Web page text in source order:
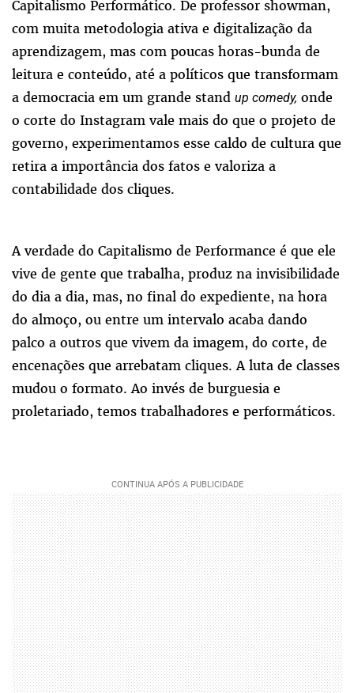
Capitalismo Performático. De professor showman,
com muita metodologia ativa e digitalização da
aprendizagem, mas com poucas horas-bunda de
leitura e conteúdo, até a políticos que transformam
a democracia em um grande stand up comedy, onde
o corte do Instagram vale mais do que o projeto de
governo, experimentamos esse caldo de cultura que
retira a importância dos fatos e valoriza a
contabilidade dos cliques.
A verdade do Capitalismo de Performance é que ele
vive de gente que trabalha, produz na invisibilidade
do dia a dia, mas, no final do expediente, na hora
do almoço, ou entre um intervalo acaba dando
palco a outros que vivem da imagem, do corte, de
encenações que arrebatam cliques. A luta de classes
mudou o formato. Ao invés de burguesia e
proletariado, temos trabalhadores e performáticos.